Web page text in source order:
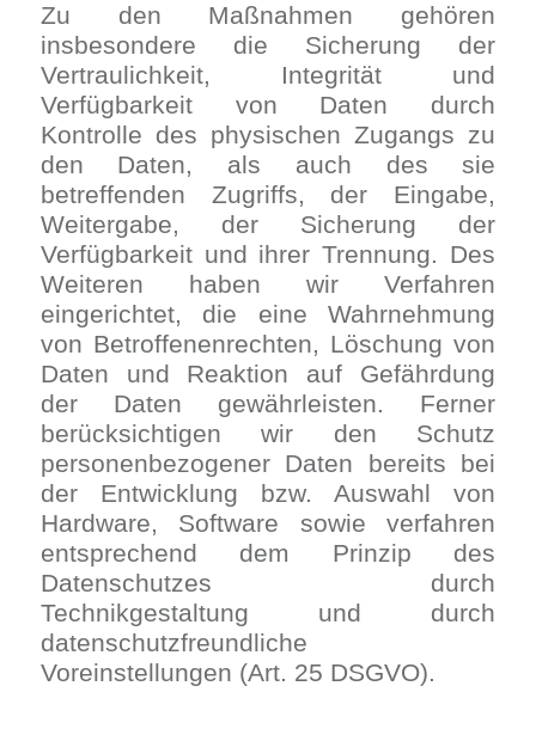
Zu den Maßnahmen gehören
insbesondere die Sicherung der
Vertraulichkeit, Integrität und
Verfügbarkeit von Daten durch
Kontrolle des physischen Zugangs zu
den Daten, als auch des sie
betreffenden Zugriffs, der Eingabe,
Weitergabe, der Sicherung der
Verfügbarkeit und ihrer Trennung. Des
Weiteren haben wir Verfahren
eingerichtet, die eine Wahrnehmung
von Betroffenenrechten, Löschung von
Daten und Reaktion auf Gefährdung
der Daten gewährleisten. Ferner
berücksichtigen wir den Schutz
personenbezogener Daten bereits bei
der Entwicklung bzw. Auswahl von
Hardware, Software sowie verfahren
entsprechend dem Prinzip des
Datenschutzes durch
Technikgestaltung und durch
datenschutzfreundliche
Voreinstellungen (Art. 25 DSGVO).